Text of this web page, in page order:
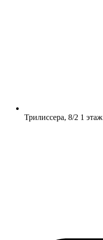
​Трилиссера, 8/2​ 1